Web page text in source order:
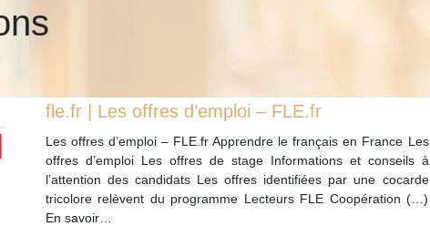
fle.fr | Les offres d’emploi – FLE.fr
Les offres d’emploi – FLE.fr Apprendre le français en France Les
offres d’emploi Les offres de stage Informations et conseils à
l’attention des candidats Les offres identifiées par une cocarde
tricolore relèvent du programme Lecteurs FLE Coopération (…)
En savoir…